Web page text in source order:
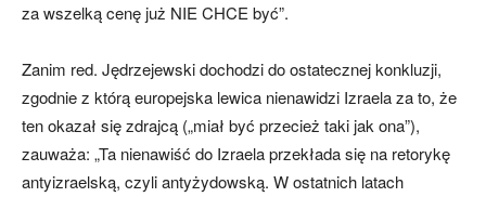
za wszelką cenę już NIE CHCE być”.
Zanim red. Jędrzejewski dochodzi do ostatecznej konkluzji,
zgodnie z którą europejska lewica nienawidzi Izraela za to, że
ten okazał się zdrajcą („miał być przecież taki jak ona”),
zauważa: „Ta nienawiść do Izraela przekłada się na retorykę
antyizraelską, czyli antyżydowską. W ostatnich latach